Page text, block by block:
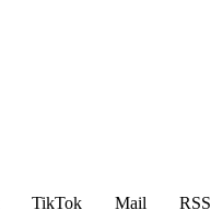
TikTok Mail RSS